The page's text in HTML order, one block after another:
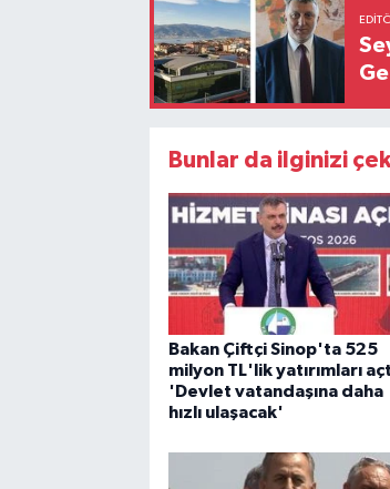
Bunlar da ilginizi
Bakan Çiftçi Sinop'ta 525
milyon TL'lik yatırımları
'Devlet vatandaşına daha
hızlı ulaşacak'